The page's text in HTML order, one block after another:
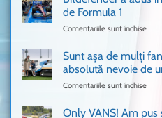
cum
de Formula 1
Comentariile sunt închise
a
în
Sunt așa de mulți
absolută nevoie de
Comentariile sunt închise
așa
Only VANS! Am pus